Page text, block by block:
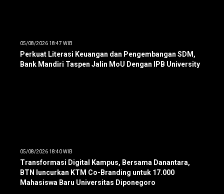
05/08/2026 18:47 WIB
Perkuat Literasi Keuangan dan Pengembangan SDM,
Bank Mandiri Taspen Jalin MoU Dengan IPB University
05/08/2026 18:40 WIB
Transformasi Digital Kampus, Bersama Danantara,
BTN luncurkan KTM Co-Branding untuk 17.000
Mahasiswa Baru Universitas Diponegoro